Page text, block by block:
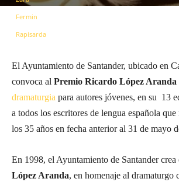
El Ayuntamiento de Santander, ubicado en
convoca al Premio Ricardo López Aranda
dramaturgia para autores jóvenes, en su 13
a todos los escritores de lengua española
los 35 años en fecha anterior al 31 de mayo
En 1998, el Ayuntamiento de Santander crea
López Aranda, en homenaje al dramaturgo